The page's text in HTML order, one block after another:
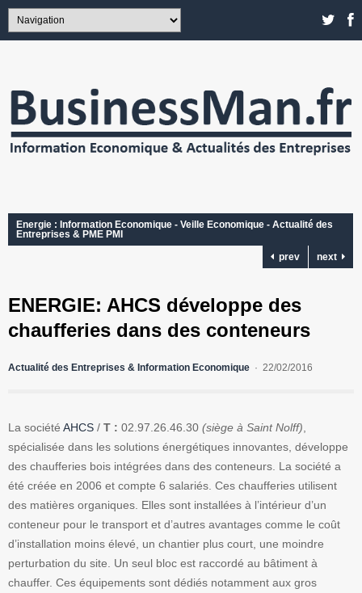
Energie : Information Economique - Veille Economique - Actualité des
Entreprises & PME PMI
prev
next
ENERGIE: AHCS développe des
chaufferies dans des conteneurs
Actualité des Entreprises & Information Economique 22/02/2016
La société AHCS / T : 02.97.26.46.30 (siège à Saint Nolff),
spécialisée dans les solutions énergétiques innovantes, développe
des chaufferies bois intégrées dans des conteneurs. La société a
été créée en 2006 et compte 6 salariés. Ces chaufferies utilisent
des matières organiques. Elles sont installées à l’intérieur d’un
conteneur pour le transport et d’autres avantages comme le coût
d’installation moins élevé, un chantier plus court, une moindre
perturbation du site. Un seul bloc est raccordé au bâtiment à
chauffer. Ces équipements sont dédiés notamment aux gros